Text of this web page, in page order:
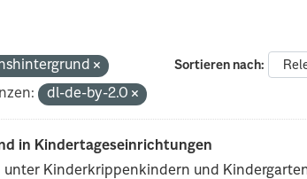
Sortieren nach
dl-de-by-2.0
in Kindertageseinrichtungen
Kinderkrippenkindern und